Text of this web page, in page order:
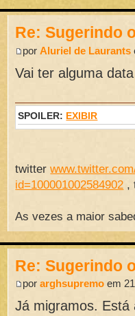
Re: Sugerindo
porAluriel de Laurants
Vai ter alguma
SPOILER: EXIBIR
twitter
id=100001002584902 ,
As vezes a maior
Re: Sugerindo
porarghsupremo em
Já migramos. Está